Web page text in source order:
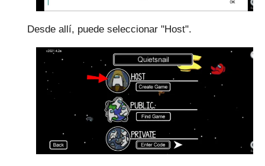
Desde allí, puede seleccionar "Host".